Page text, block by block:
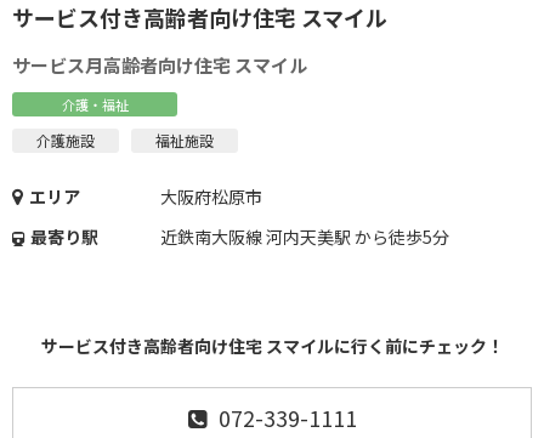
サービス付き高齢者向け住宅 スマイル
サービス月高齢者向け住宅 スマイル
介護・福祉
介護施設 福祉施設
エリア
大阪府松原市
最寄り駅
近鉄南大阪線 河内天美駅 から徒歩5分
サービス付き高齢者向け住宅 スマイルに行く前にチェック！
072-339-1111